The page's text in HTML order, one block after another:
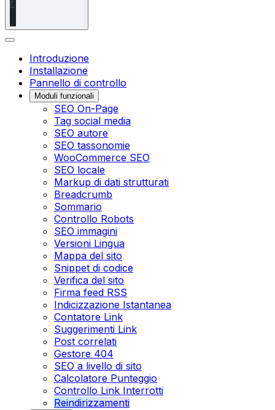
Introduzione
Installazione
Pannello di controllo
Moduli funzionali
SEO On-Page
Tag social media
SEO autore
SEO tassonomie
WooCommerce SEO
SEO locale
Markup di dati strutturati
Breadcrumb
Sommario
Controllo Robots
SEO immagini
Versioni Lingua
Mappa del sito
Snippet di codice
Verifica del sito
Firma feed RSS
Indicizzazione Istantanea
Contatore Link
Suggerimenti Link
Post correlati
Gestore 404
SEO a livello di sito
Calcolatore Punteggio
Controllo Link Interrotti
Reindirizzamenti